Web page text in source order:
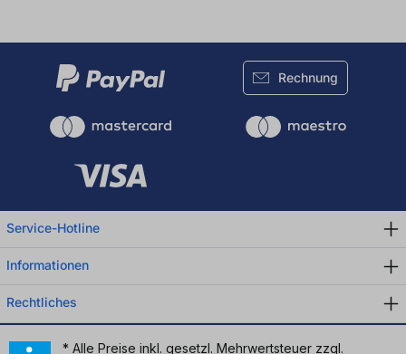
Rechnung
Service-Hotline
Informationen
Rechtliches
* Alle Preise inkl. gesetzl. Mehrwertsteuer zzgl.